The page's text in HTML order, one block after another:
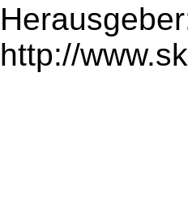
http://